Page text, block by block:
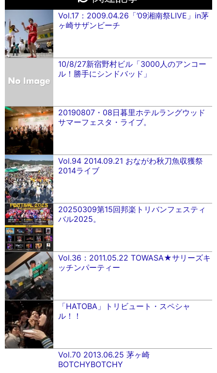
Vol.17：2009.04.26「’09湘南祭LIVE」in茅
ヶ崎サザンビーチ
10/8/27新宿野村ビル「3000人のアンコー
ル！勝手にシンドバッド」
20190807・08日暮里ホテルラングウッド
サマーフェスタ・ライブ。
Vol.94 2014.09.21 おながわ秋刀魚収獲祭
2014ライブ
20250309第15回邦楽トリバンフェスティ
バル2025。
Vol.36：2011.05.22 TOWASA★サリーズキ
ッチンパーティー
「HATOBA」トリビュート・スペシャ
ル！！
Vol.70 2013.06.25 茅ヶ崎
BOTCHYBOTCHY